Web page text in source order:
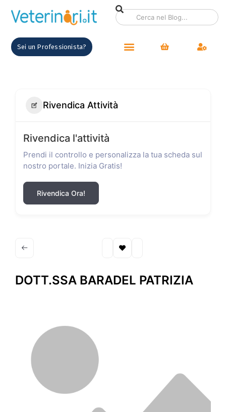
Sei un Professionista?
Rivendica Attività
Rivendica l'attività
Prendi il controllo e personalizza la tua scheda sul
nostro portale. Inizia Gratis!
Rivendica Ora!
DOTT.SSA BARADEL PATRIZIA